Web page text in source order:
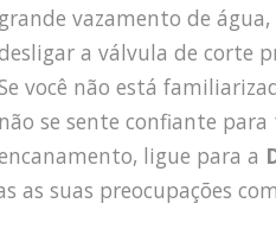
grande vazamento de
a válvula de corte
você não está
não se sente confiante
ligue para a
suas preocupações